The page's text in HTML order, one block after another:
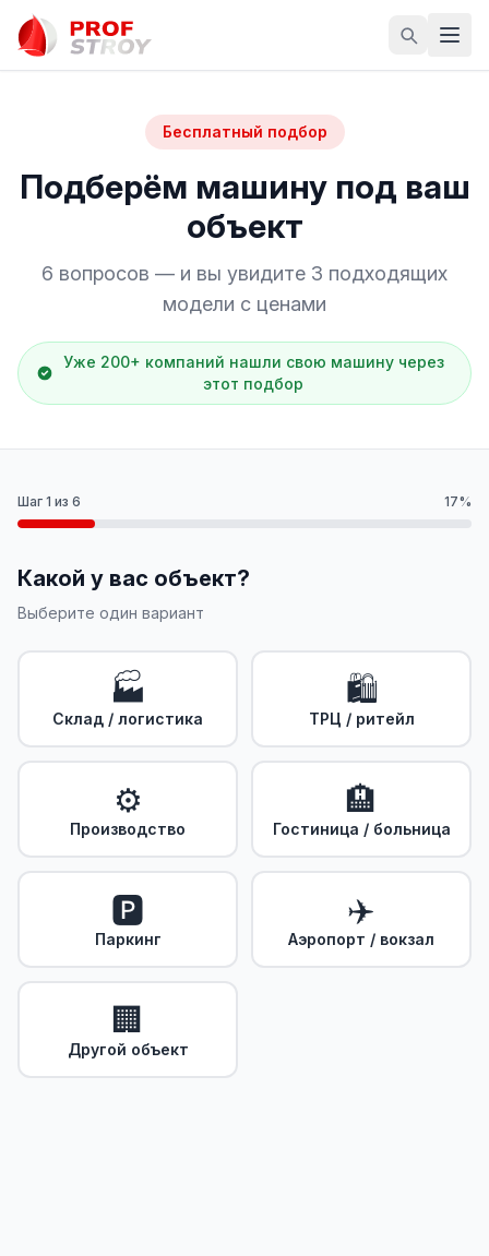
Бесплатный подбор
Подберём машину под ваш
объект
6 вопросов — и вы увидите 3 подходящих
модели с ценами
Уже 200+ компаний нашли свою машину через
этот подбор
Шаг 1 из 6 17%
Какой у вас объект?
Выберите один вариант
🏭
Склад / логистика
🛍️
ТРЦ / ритейл
⚙️
Производство
🏨
Гостиница / больница
🅿️
Паркинг
✈️
Аэропорт / вокзал
🏢
Другой объект